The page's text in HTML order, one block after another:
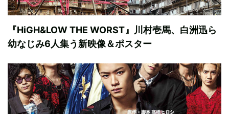
『HiGH&LOW THE WORST』川村壱馬、白洲迅ら
幼なじみ6人集う新映像＆ポスター